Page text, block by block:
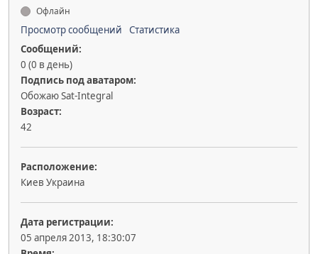
Офлайн
Просмотр сообщений
Статистика
Сообщений:
0 (0 в день)
Подпись под аватаром:
Обожаю Sat-Integral
Возраст:
42
Расположение:
Киев Украина
Дата регистрации:
05 апреля 2013, 18:30:07